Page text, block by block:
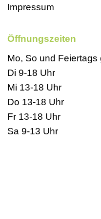
Impressum
Öffnungszeiten
Mo, So und
Di 9-18 Uhr
Mi 13-18 Uhr
Do 13-18 Uhr
Fr 13-18 Uhr
Sa 9-13 Uhr